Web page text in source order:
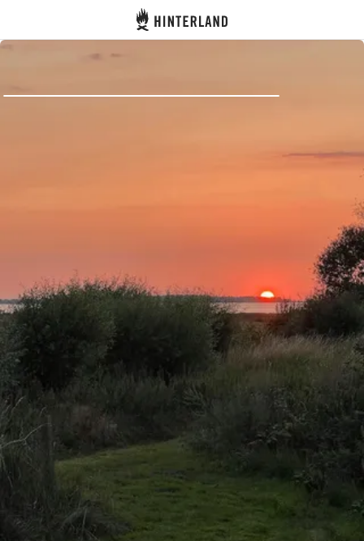
Hinterland
Piazzole
Alloggi
Pianificazione viaggio
Chiedi a Howdy
Ispirazione fotografica
Suggerimenti e ispirazione
Storie dall'Hinterland